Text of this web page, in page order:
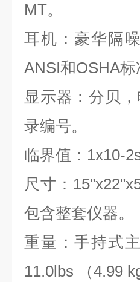
MT。
耳机：豪华隔
ANSI和OSHA标
显示器：分贝
录编号。
临界值：1x10-
尺寸：
包含整套仪器。
重量：手持式
11.0lbs （4.99